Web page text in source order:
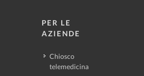
PER LE
AZIENDE
Chiosco
telemedicina